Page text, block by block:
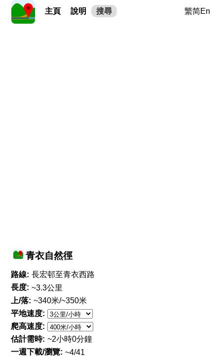
主頁 說明 搜尋 繁简En
青衣自然徑
路線: 長宏邨至青衣西路
長度: ~3.3公里
上/落: ~340米/~350米
平地速度:
爬高速度:
估計需時: ~2小時0分鐘
一週下載/瀏覽: ~4/41